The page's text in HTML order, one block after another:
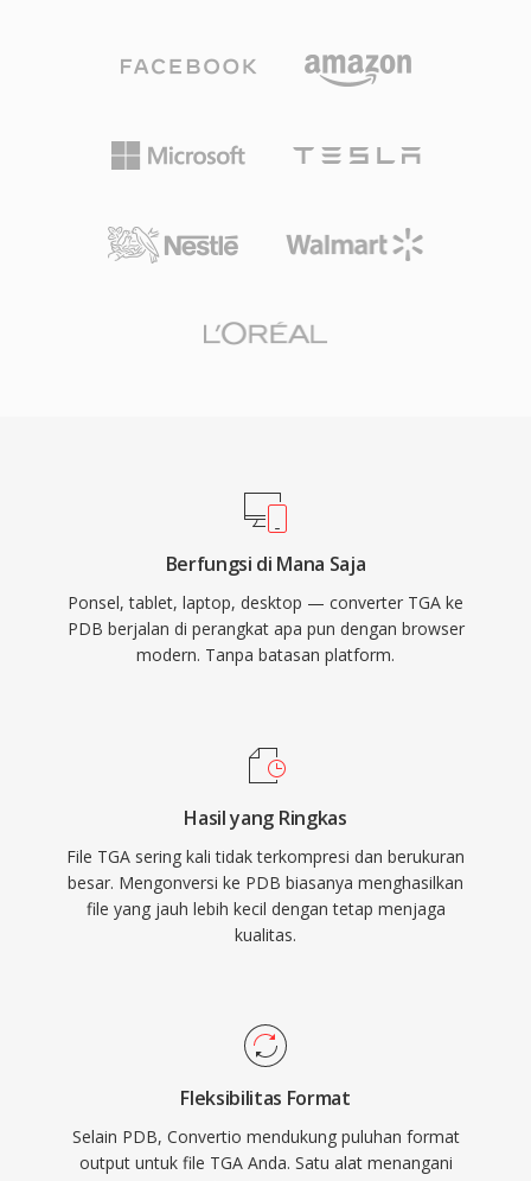
Berfungsi di Mana Saja
Ponsel, tablet, laptop, desktop — converter TGA ke
PDB berjalan di perangkat apa pun dengan browser
modern. Tanpa batasan platform.
Hasil yang Ringkas
File TGA sering kali tidak terkompresi dan berukuran
besar. Mengonversi ke PDB biasanya menghasilkan
file yang jauh lebih kecil dengan tetap menjaga
kualitas.
Fleksibilitas Format
Selain PDB, Convertio mendukung puluhan format
output untuk file TGA Anda. Satu alat menangani